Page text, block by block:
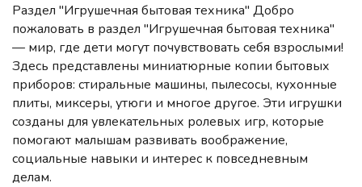
Раздел "Игрушечная бытовая техника" Добро
пожаловать в раздел "Игрушечная бытовая техника"
— мир, где дети могут почувствовать себя взрослыми!
Здесь представлены миниатюрные копии бытовых
приборов: стиральные машины, пылесосы, кухонные
плиты, миксеры, утюги и многое другое. Эти игрушки
созданы для увлекательных ролевых игр, которые
помогают малышам развивать воображение,
социальные навыки и интерес к повседневным
делам.